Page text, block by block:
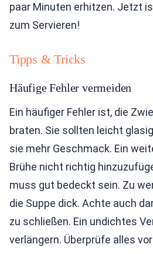
paar Minuten erhitzen. Jetzt
zum Servieren!
Tipps & Tricks
Häufige Fehler vermeiden
Ein häufiger Fehler ist, die
braten. Sie sollten leicht
sie mehr Geschmack. Ein
Brühe nicht richtig
muss gut bedeckt sein. Zu
die Suppe dick. Achte auch
zu schließen. Ein undichtes
verlängern. Überprüfe alles